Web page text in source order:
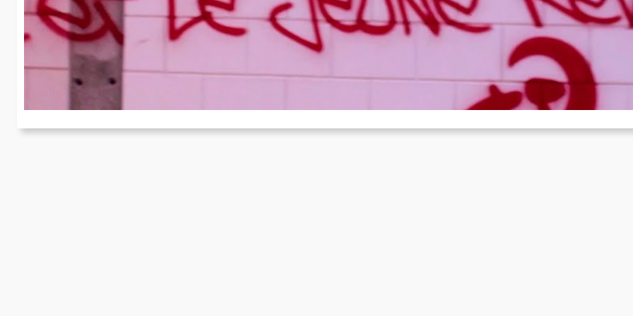
Jeunes Revolutionnaires
Dec 17, 2018
In the following, we mirror a video send to us by the media collective of
“Kang Scheng Productions” who have…